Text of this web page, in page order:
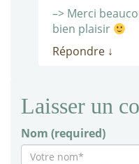
–> Merci
bien plaisir
Répondre ↓
Laisser un
Nom (required)